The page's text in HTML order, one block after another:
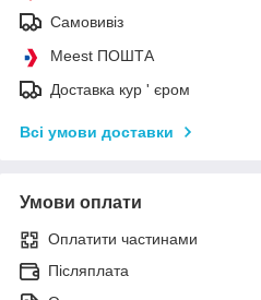
Самовивіз
Meest ПОШТА
Доставка кур ' єром
Всі умови доставки
Умови оплати
Оплатити частинами
Післяплата